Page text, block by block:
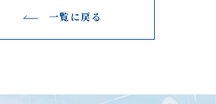
一覧に戻る